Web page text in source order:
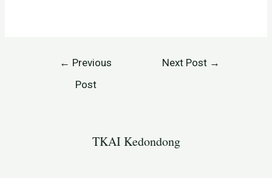
← Previous
Post
Next Post →
TKAI Kedondong​